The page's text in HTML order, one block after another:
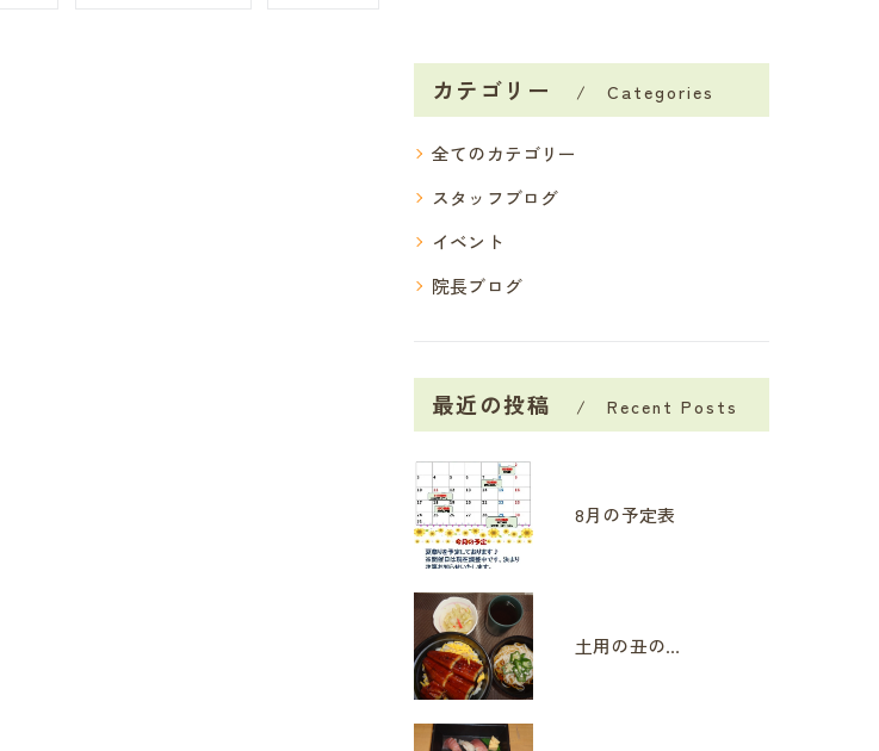
カテゴリー Categories
全てのカテゴリー
スタッフブログ
イベント
院長ブログ
最近の投稿 Recent Posts
8月の予定表
土用の丑の日